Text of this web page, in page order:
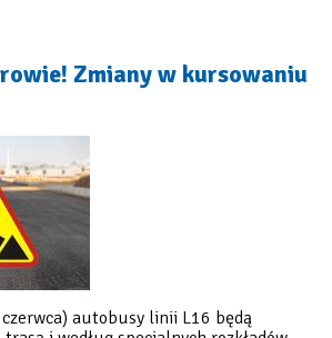
Zmiany w kursowaniu
autobusy linii L16 będą